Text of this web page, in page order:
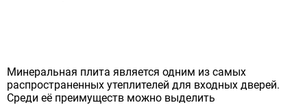
Минеральная плита является одним из самых
распространенных утеплителей для входных дверей.
Среди её преимуществ можно выделить